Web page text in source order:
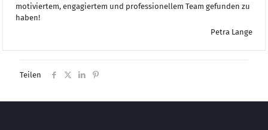
motiviertem, engagiertem und professionellem Team gefunden zu
haben!
Petra Lange
Teilen